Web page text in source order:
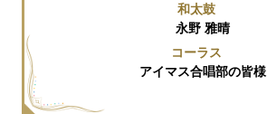
和太鼓
永野 雅晴
コーラス
アイマス合唱部の皆様